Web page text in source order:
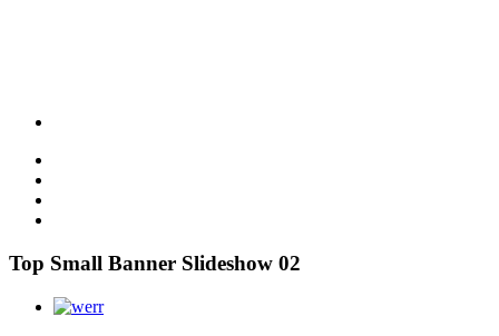
Top Small Banner Slideshow 02